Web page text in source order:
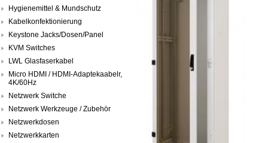
Hygienemittel & Mundschutz
Kabelkonfektionierung
Keystone Jacks/Dosen/Panel
KVM Switches
LWL Glasfaserkabel
Micro HDMI / HDMI-Adaptekaabelr,
4K/60Hz
Netzwerk Switche
Netzwerk Werkzeuge / Zubehör
Netzwerkdosen
Netzwerkkarten